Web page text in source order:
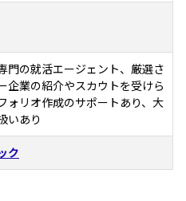
門の就活エージェント、厳選さ
企業の紹介やスカウトを受けら
ォリオ作成のサポートあり、大
いあり
ク